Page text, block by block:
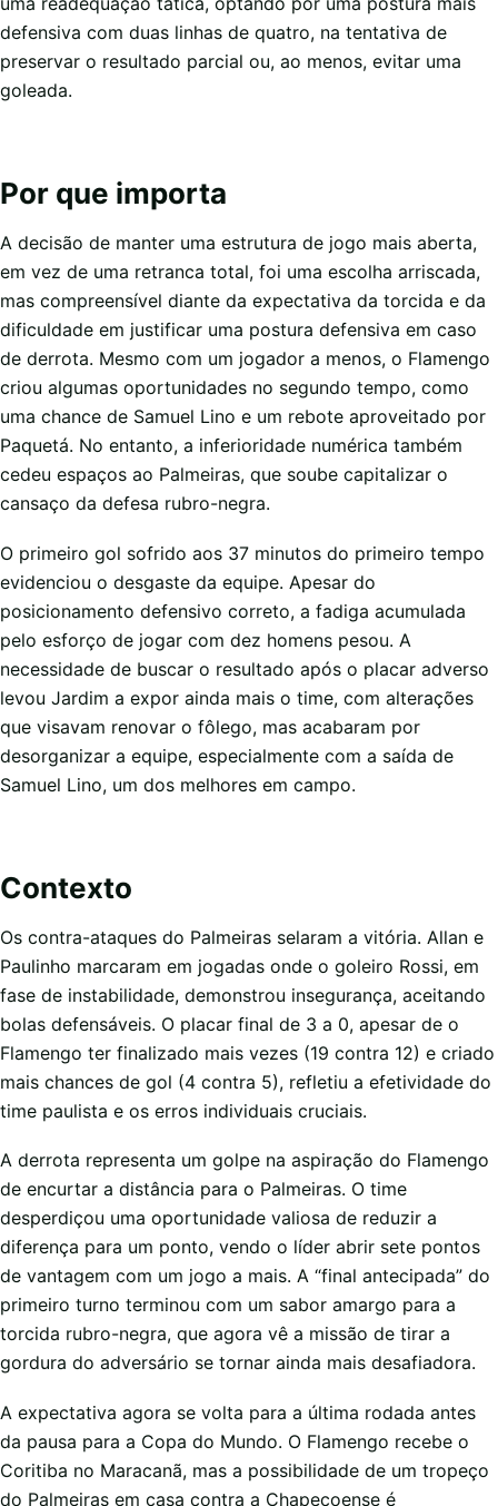
defensiva com duas linhas de quatro, na tentativa de
preservar o resultado parcial ou, ao menos, evitar uma
goleada.
Por que importa
A decisão de manter uma estrutura de jogo mais aberta,
em vez de uma retranca total, foi uma escolha arriscada,
mas compreensível diante da expectativa da torcida e da
dificuldade em justificar uma postura defensiva em caso
de derrota. Mesmo com um jogador a menos, o Flamengo
criou algumas oportunidades no segundo tempo, como
uma chance de Samuel Lino e um rebote aproveitado por
Paquetá. No entanto, a inferioridade numérica também
cedeu espaços ao Palmeiras, que soube capitalizar o
cansaço da defesa rubro-negra.
O primeiro gol sofrido aos 37 minutos do primeiro tempo
evidenciou o desgaste da equipe. Apesar do
posicionamento defensivo correto, a fadiga acumulada
pelo esforço de jogar com dez homens pesou. A
necessidade de buscar o resultado após o placar adverso
levou Jardim a expor ainda mais o time, com alterações
que visavam renovar o fôlego, mas acabaram por
desorganizar a equipe, especialmente com a saída de
Samuel Lino, um dos melhores em campo.
Contexto
Os contra-ataques do Palmeiras selaram a vitória. Allan e
Paulinho marcaram em jogadas onde o goleiro Rossi, em
fase de instabilidade, demonstrou insegurança, aceitando
bolas defensáveis. O placar final de 3 a 0, apesar de o
Flamengo ter finalizado mais vezes (19 contra 12) e criado
mais chances de gol (4 contra 5), refletiu a efetividade do
time paulista e os erros individuais cruciais.
A derrota representa um golpe na aspiração do Flamengo
de encurtar a distância para o Palmeiras. O time
desperdiçou uma oportunidade valiosa de reduzir a
diferença para um ponto, vendo o líder abrir sete pontos
de vantagem com um jogo a mais. A “final antecipada” do
primeiro turno terminou com um sabor amargo para a
torcida rubro-negra, que agora vê a missão de tirar a
gordura do adversário se tornar ainda mais desafiadora.
A expectativa agora se volta para a última rodada antes
da pausa para a Copa do Mundo. O Flamengo recebe o
Coritiba no Maracanã, mas a possibilidade de um tropeço
do Palmeiras em casa contra a Chapecoense é